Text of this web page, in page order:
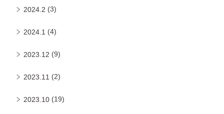
2024.2 (3)
2024.1 (4)
2023.12 (9)
2023.11 (2)
2023.10 (19)